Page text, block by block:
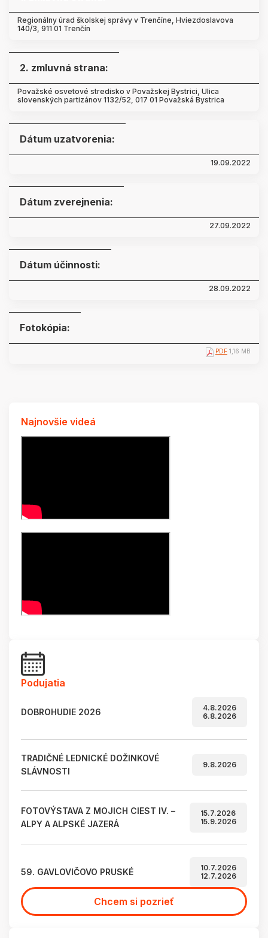
Regionálny úrad školskej správy v Trenčíne, Hviezdoslavova
140/3, 911 01 Trenčín
2. zmluvná strana:
Považské osvetové stredisko v Považskej Bystrici, Ulica
slovenských partizánov 1132/52, 017 01 Považská Bystrica
Dátum uzatvorenia:
19.09.2022
Dátum zverejnenia:
27.09.2022
Dátum účinnosti:
28.09.2022
Fotokópia:
PDF 1,16 MB
Najnovšie videá
Podujatia
DOBROHUDIE 2026
4.8.2026
6.8.2026
TRADIČNÉ LEDNICKÉ DOŽINKOVÉ
SLÁVNOSTI
9.8.2026
FOTOVÝSTAVA Z MOJICH CIEST IV. –
ALPY A ALPSKÉ JAZERÁ
15.7.2026
15.9.2026
59. GAVLOVIČOVO PRUSKÉ
10.7.2026
12.7.2026
Chcem si pozrieť